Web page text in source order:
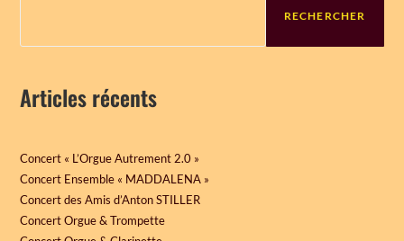
RECHERCHER
Articles récents
Concert « L’Orgue Autrement 2.0 »
Concert Ensemble « MADDALENA »
Concert des Amis d’Anton STILLER
Concert Orgue & Trompette